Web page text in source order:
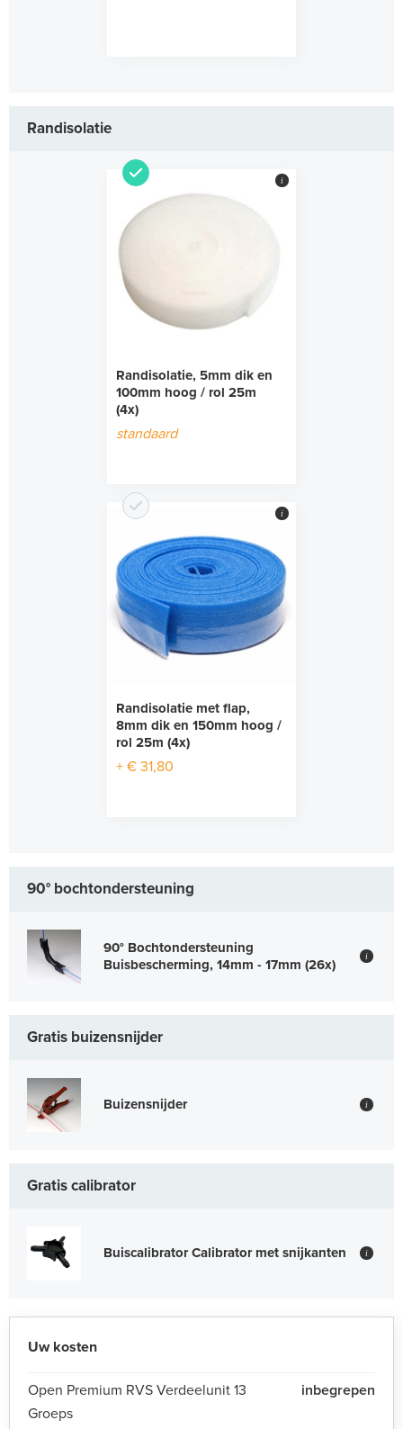
Randisolatie
Randisolatie, 5mm dik en
100mm hoog / rol 25m
(4x)
standaard
i
Randisolatie met flap,
8mm dik en 150mm hoog /
rol 25m (4x)
+ € 31,80
i
90° bochtondersteuning
90° Bochtondersteuning
Buisbescherming, 14mm - 17mm (26x)
i
Gratis buizensnijder
Buizensnijder i
Gratis calibrator
Buiscalibrator Calibrator met snijkanten i
Uw kosten
Open Premium RVS Verdeelunit 13
Groeps
inbegrepen